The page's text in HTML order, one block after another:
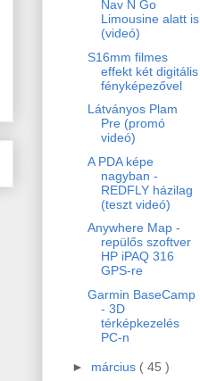
Nav N Go
Limousine alatt is
(videó)
S16mm filmes
effekt két digitális
fényképezővel
Látványos Plam
Pre (promó
videó)
A PDA képe
nagyban -
REDFLY házilag
(teszt videó)
Anywhere Map -
repülős szoftver
HP iPAQ 316
GPS-re
Garmin BaseCamp
- 3D
térképkezelés
PC-n
► március ( 45 )